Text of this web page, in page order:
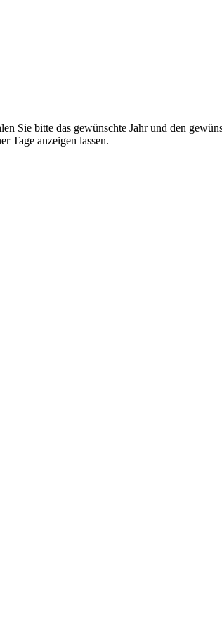
Sie bitte das gewünschte Jahr und den
Tage anzeigen lassen.